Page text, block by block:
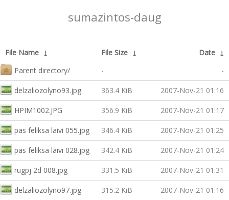
sumazintos-daug
File Name ↓ File Size ↓ Date ↓
Parent directory/
- -
delzaliozolyno93.jpg 363.4 KiB 2007-Nov-21 01:16
HPIM1002.JPG 356.9 KiB 2007-Nov-21 01:17
pas feliksa laivi 055.jpg 346.4 KiB 2007-Nov-21 01:25
pas feliksa laivi 028.jpg 342.4 KiB 2007-Nov-21 01:24
rugpj 2d 008.jpg 331.5 KiB 2007-Nov-21 01:31
delzaliozolyno97.jpg 315.2 KiB 2007-Nov-21 01:16